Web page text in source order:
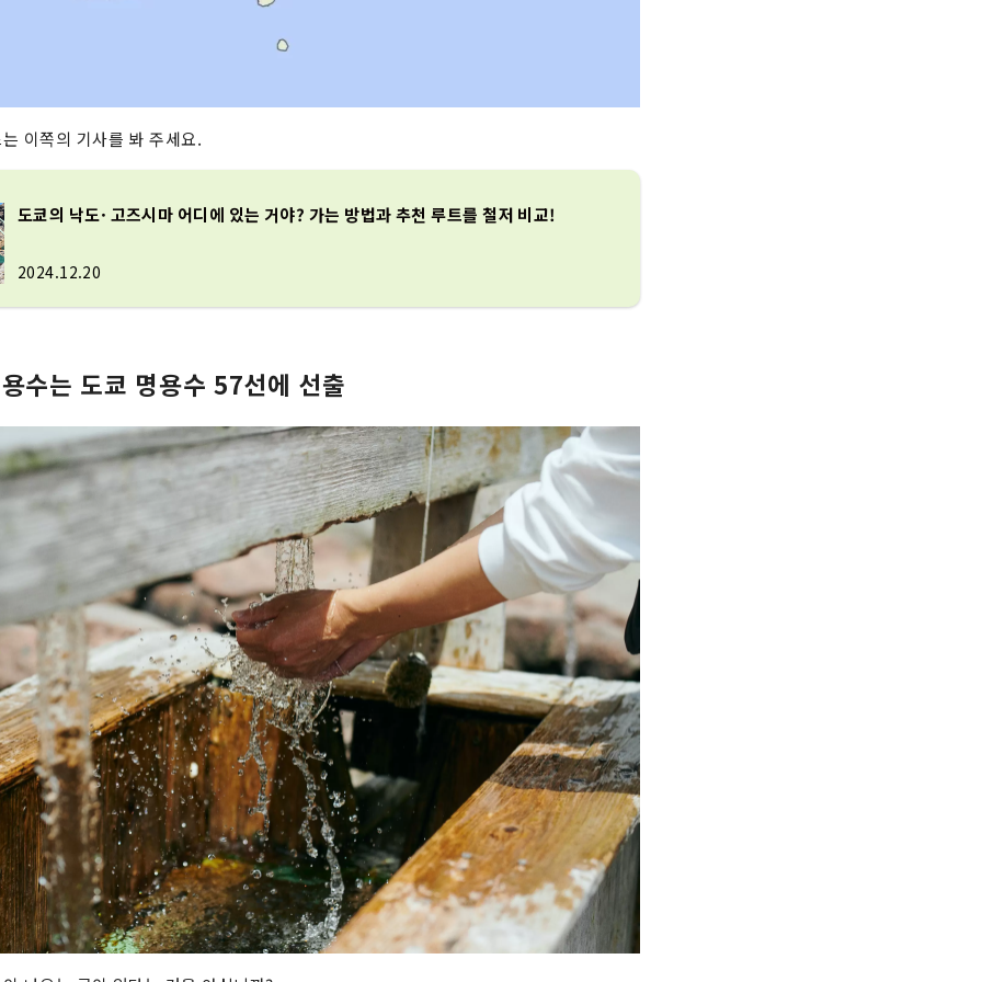
이쪽의 기사를 봐 주세요.
도쿄의 낙도· 고즈시마 어디에 있는 거야? 가는 방법과 추천 루트를 철저 비교!
2024.12.20
수는 도쿄 명용수 57선에 선출